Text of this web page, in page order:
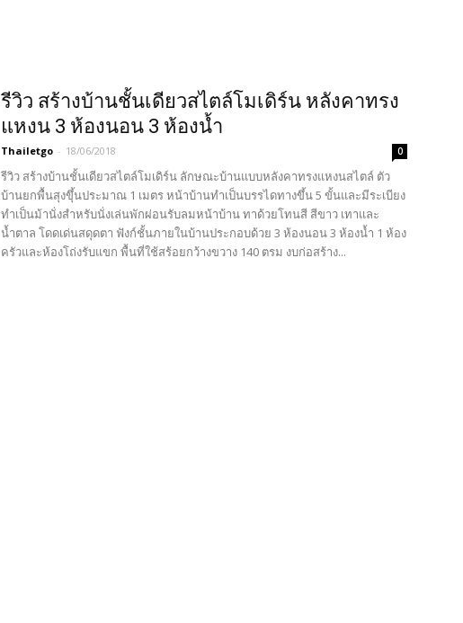
รีวิว สร้างบ้านชั้นเดียวสไตล์โมเดิร์น หลังคาทรง
แหงน 3 ห้องนอน 3 ห้องน้ำ
Thailetgo - 18/06/2018 0
รีวิว สร้างบ้านชั้นเดียวสไตล์โมเดิร์น ลักษณะบ้านแบบหลังคาทรงแหงนสไตล์ ตัว
บ้านยกพื้นสุงขุึ้นประมาณ 1 เมตร หน้าบ้านทำเป็นบรรไดทางขึ้น 5 ขั้นและมีระเบียง
ทำเป็นม้านั่งสำหรับนั่งเล่นพักผ่อนรับลมหน้าบ้าน ทาด้วยโทนสี สีขาว เทาและ
น้ำตาล โดดเด่นสดุดตา ฟังก์ชั้นภายในบ้านประกอบด้วย 3 ห้องนอน 3 ห้องน้ำ 1 ห้อง
ครัวและห้องโถ่งรับแขก พื้นที่ใช้สร้อยกว้างขวาง 140 ตรม งบก่อสร้าง...